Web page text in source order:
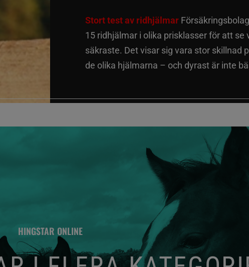
Stort test av ridhjälmar
15 ridhjälmar i olika prisklasser för att se
säkraste. Det visar sig vara stor skillnad
de olika hjälmarna – och dyrast är inte
HINGSTAR ONLINE